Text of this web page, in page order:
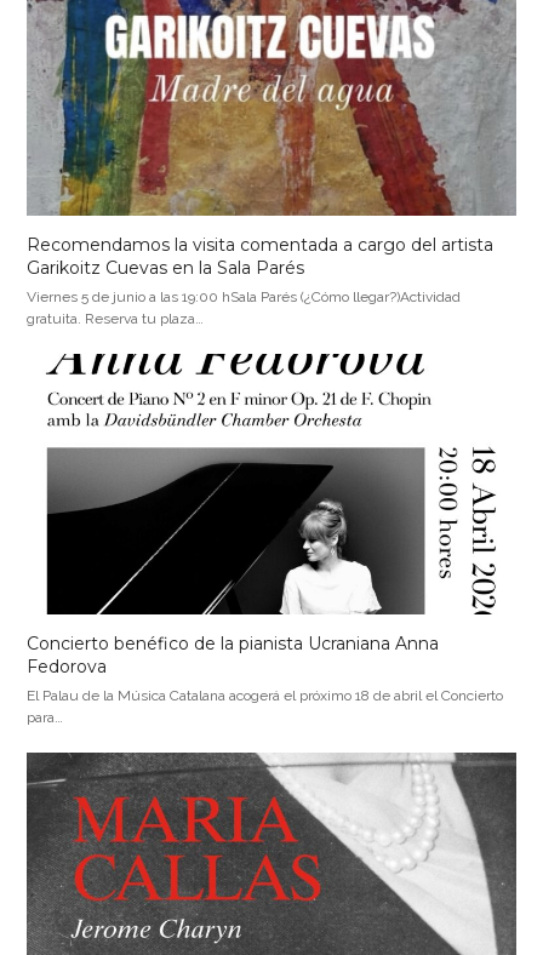
Recomendamos la visita comentada a cargo del artista
Garikoitz Cuevas en la Sala Parés
Viernes 5 de junio a las 19:00 hSala Parés (¿Cómo llegar?)Actividad
gratuita. Reserva tu plaza…
Concierto benéfico de la pianista Ucraniana Anna
Fedorova
El Palau de la Música Catalana acogerá el próximo 18 de abril el Concierto
para…